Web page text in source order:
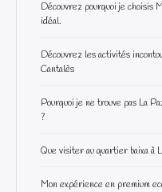
Découvrez pourquoi je choisis
idéal.
Découvrez les activités
Cantalès
Pourquoi je ne trouve pas La
?
Que visiter au quartier baixa à
Mon expérience en premium